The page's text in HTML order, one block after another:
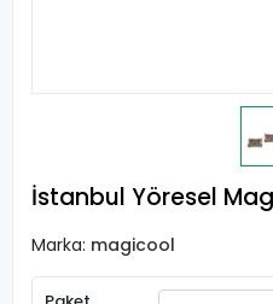
İstanbul Yöresel
Marka: magicool